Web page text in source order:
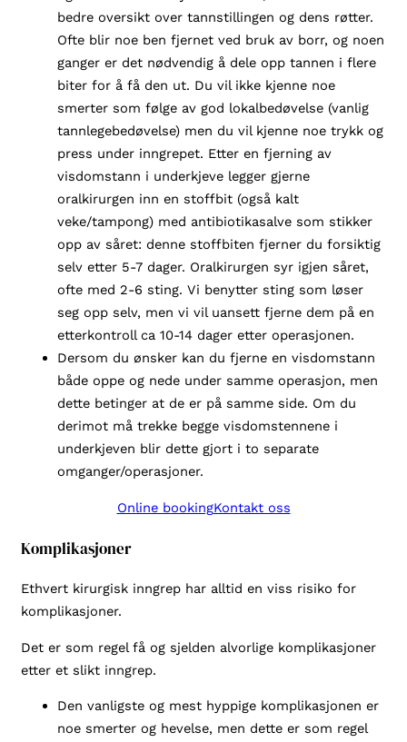
bedre oversikt over tannstillingen og dens røtter.
Ofte blir noe ben fjernet ved bruk av borr, og noen
ganger er det nødvendig å dele opp tannen i flere
biter for å få den ut. Du vil ikke kjenne noe
smerter som følge av god lokalbedøvelse (vanlig
tannlegebedøvelse) men du vil kjenne noe trykk og
press under inngrepet. Etter en fjerning av
visdomstann i underkjeve legger gjerne
oralkirurgen inn en stoffbit (også kalt
veke/tampong) med antibiotikasalve som stikker
opp av såret: denne stoffbiten fjerner du forsiktig
selv etter 5-7 dager. Oralkirurgen syr igjen såret,
ofte med 2-6 sting. Vi benytter sting som løser
seg opp selv, men vi vil uansett fjerne dem på en
etterkontroll ca 10-14 dager etter operasjonen.
Dersom du ønsker kan du fjerne en visdomstann
både oppe og nede under samme operasjon, men
dette betinger at de er på samme side. Om du
derimot må trekke begge visdomstennene i
underkjeven blir dette gjort i to separate
omganger/operasjoner.
Online bookingKontakt oss
Komplikasjoner
Ethvert kirurgisk inngrep har alltid en viss risiko for
komplikasjoner.
Det er som regel få og sjelden alvorlige komplikasjoner
etter et slikt inngrep.
Den vanligste og mest hyppige komplikasjonen er
noe smerter og hevelse, men dette er som regel